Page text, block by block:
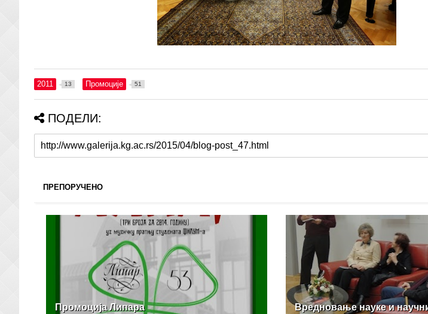
2011 13 Промоције 51
ПОДЕЛИ:
ПРЕПОРУЧЕНО
Промоција Липара Вредновање науке и